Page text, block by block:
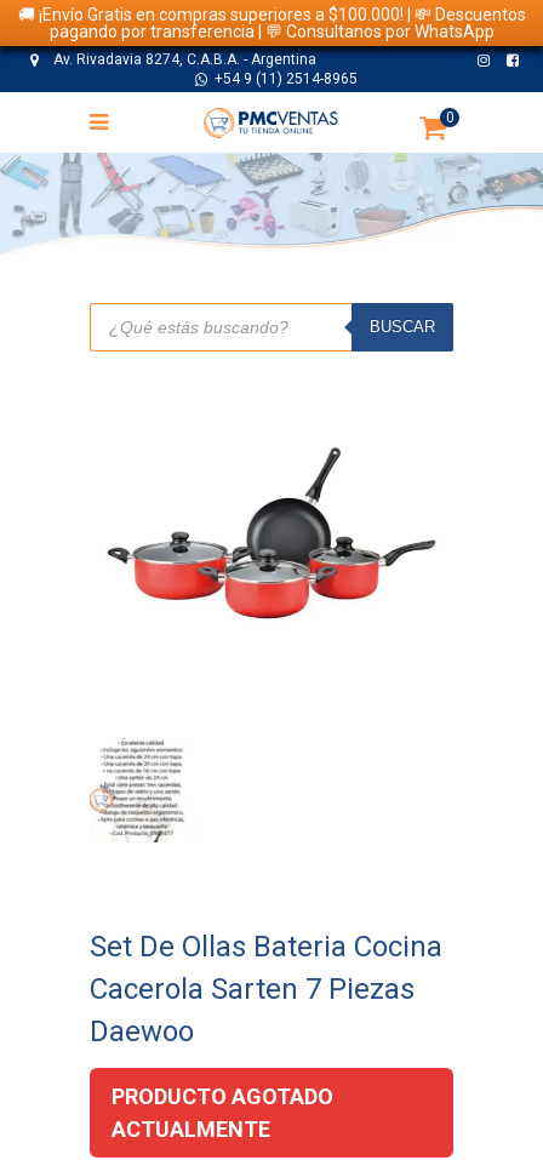
🚚 ¡Envío Gratis en compras superiores a $100.000! | 💸 Descuentos
pagando por transferencia | 💬 Consultanos por WhatsApp
Av. Rivadavia 8274, C.A.B.A. - Argentina
+54 9 (11) 2514-8965
0
TIENDA
Búsqueda
productos
BUSCAR
Set De Ollas Bateria Cocina
Cacerola Sarten 7 Piezas
Daewoo
PRODUCTO AGOTADO
ACTUALMENTE